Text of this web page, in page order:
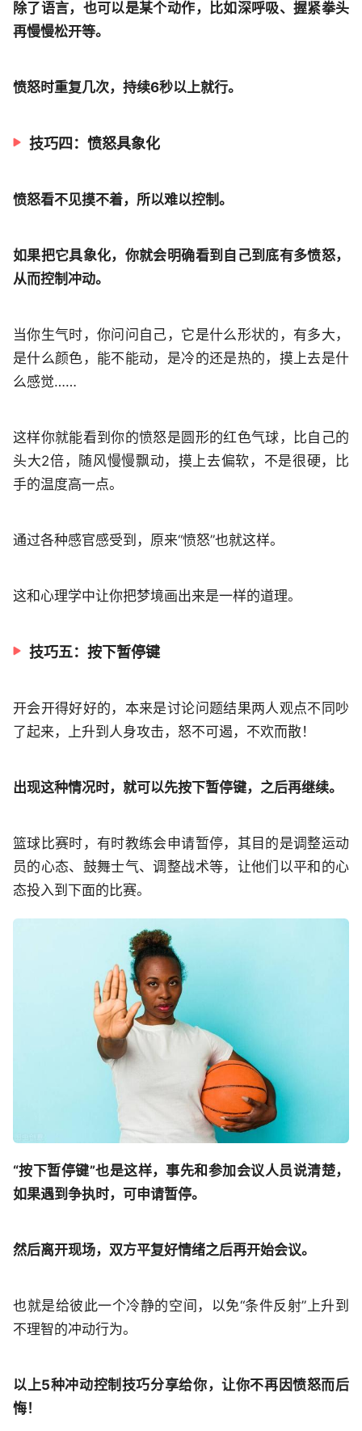
除了语言，也可以是某个动作，比如深呼吸、握紧拳头
再慢慢松开等。
愤怒时重复几次，持续6秒以上就行。
技巧四：愤怒具象化
愤怒看不见摸不着，所以难以控制。
如果把它具象化，你就会明确看到自己到底有多愤怒，
从而控制冲动。
当你生气时，你问问自己，它是什么形状的，有多大，
是什么颜色，能不能动，是冷的还是热的，摸上去是什
么感觉……
这样你就能看到你的愤怒是圆形的红色气球，比自己的
头大2倍，随风慢慢飘动，摸上去偏软，不是很硬，比
手的温度高一点。
通过各种感官感受到，原来“愤怒”也就这样。
这和心理学中让你把梦境画出来是一样的道理。
技巧五：按下暂停键
开会开得好好的，本来是讨论问题结果两人观点不同吵
了起来，上升到人身攻击，怒不可遏，不欢而散！
出现这种情况时，就可以先按下暂停键，之后再继续。
篮球比赛时，有时教练会申请暂停，其目的是调整运动
员的心态、鼓舞士气、调整战术等，让他们以平和的心
态投入到下面的比赛。
“按下暂停键”也是这样，事先和参加会议人员说清楚，
如果遇到争执时，可申请暂停。
然后离开现场，双方平复好情绪之后再开始会议。
也就是给彼此一个冷静的空间，以免“条件反射”上升到
不理智的冲动行为。
以上5种冲动控制技巧分享给你，让你不再因愤怒而后
悔！